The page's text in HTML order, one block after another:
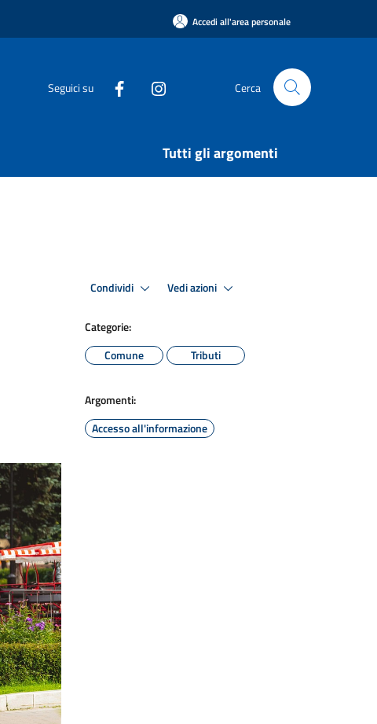
Accedi all'area personale
Seguici su Cerca
Tutti gli argomenti
Condividi Vedi azioni
Categorie:
Comune
Tributi
Argomenti:
Accesso all'informazione